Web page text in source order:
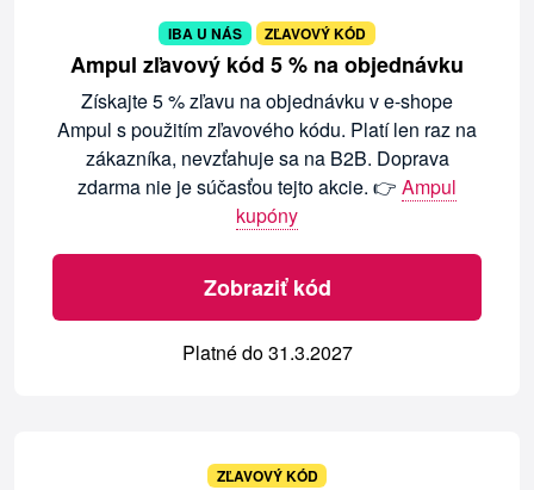
IBA U NÁS ZĽAVOVÝ KÓD
Ampul zľavový kód 5 % na objednávku
Získajte 5 % zľavu na objednávku v e-shope
Ampul s použitím zľavového kódu. Platí len raz na
zákazníka, nevzťahuje sa na B2B. Doprava
zdarma nie je súčasťou tejto akcie. 👉 Ampul
kupóny
Zobraziť kód
Platné do 31.3.2027
ZĽAVOVÝ KÓD